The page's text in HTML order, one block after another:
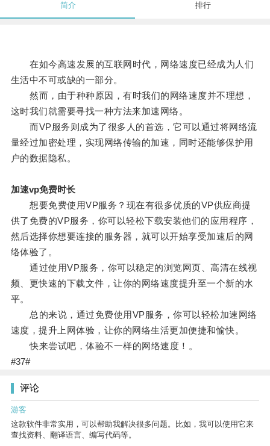
简介 排行
在如今高速发展的互联网时代，网络速度已经成为人们
生活中不可或缺的一部分。
然而，由于种种原因，有时我们的网络速度并不理想，
这时我们就需要寻找一种方法来加速网络。
而VP服务则成为了很多人的首选，它可以通过将网络流
量经过加密处理，实现网络传输的加速，同时还能够保护用
户的数据隐私。
加速vp免费时长
想要免费使用VP服务？现在有很多优质的VP供应商提
供了免费的VP服务，你可以轻松下载安装他们的应用程序，
然后选择你想要连接的服务器，就可以开始享受加速后的网
络体验了。
通过使用VP服务，你可以稳定的浏览网页、高清在线视
频、更快速的下载文件，让你的网络速度提升至一个新的水
平。
总的来说，通过免费使用VP服务，你可以轻松加速网络
速度，提升上网体验，让你的网络生活更加便捷和愉快。
快来尝试吧，体验不一样的网络速度！。
#37#
评论
游客
这款软件非常实用，可以帮助我解决很多问题。比如，我可以使用它来
查找资料、翻译语言、编写代码等。